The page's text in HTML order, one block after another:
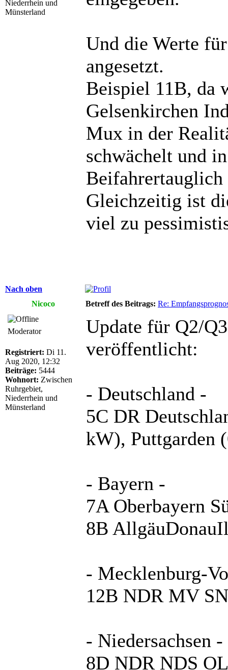
Niederrhein und
Münsterland
Und die Werte
angesetzt.
Beispiel 11B, da
Gelsenkirchen
Mux in der
schwächelt und
Gleichzeitig ist
viel zu
Nach oben
Nicoco
Betreff des Beitrags: Re:
Moderator
Registriert: Di 11.
Aug 2020, 12:32
Beiträge: 5444
Wohnort: Zwischen
Ruhrgebiet,
Niederrhein und
Münsterland
Update für Q2/
veröffentlicht:
- Deutschland -
5C DR
kW), Puttgarden
- Bayern -
7A Oberbayern
8B
- Mecklenburg-
12B NDR MV
- Niedersachsen -
8D NDR NDS